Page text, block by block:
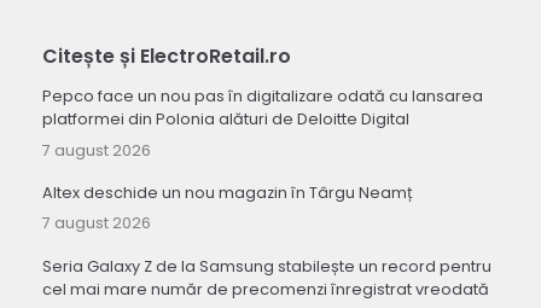
Citește și ElectroRetail.ro
Pepco face un nou pas în digitalizare odată cu lansarea
platformei din Polonia alături de Deloitte Digital
7 august 2026
Altex deschide un nou magazin în Târgu Neamț
7 august 2026
Seria Galaxy Z de la Samsung stabilește un record pentru
cel mai mare număr de precomenzi înregistrat vreodată